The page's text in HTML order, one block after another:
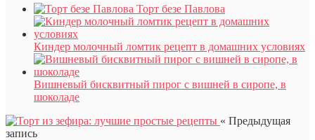
Торт безе Павлова
Киндер молочный ломтик рецепт в домашних условиях
Вишневый бисквитный пирог с вишней в сиропе, в
шоколаде
« Предыдущая
запись